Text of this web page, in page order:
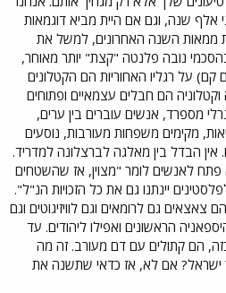
אלף שנה, וגם אם היית מביא דוגמאות
ממאות השנה האחרונים, למשל את
נובה פלנטה "קצת" יותר מאוחר,
קם) על רגליו האחוריות הם הקטלונים
הם חבלים עצמאיים ופתוחים
מספרד, אנשים עוברים בין ערים,
מקימים משפחות מעורבות, נוסעים
אין הבדל בין מאלגה לברצלונה למדריד.
לאנשים לומר "מצוין, אז שהשטחים
יינתנו גם את כל הזכויות הנ"ל".
צאצאים גם לרומאים וגם לוויזיגוטים וגם
הראשונים ואפילו ליהודים. עד
הם קתולים עם דם מעורב. זה מה
אם לא, אז כדאי שתשנה את